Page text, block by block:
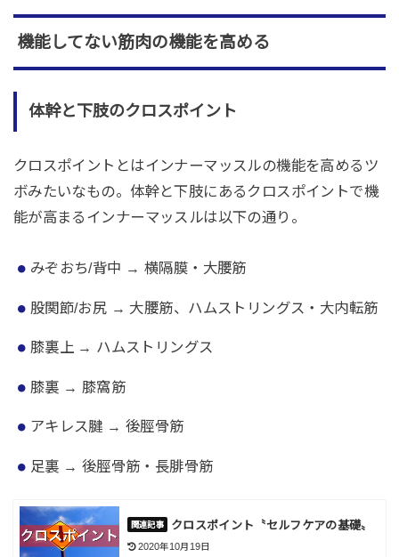
機能してない筋肉の機能を高める
体幹と下肢のクロスポイント
クロスポイントとはインナーマッスルの機能を高めるツ
ボみたいなもの。体幹と下肢にあるクロスポイントで機
能が高まるインナーマッスルは以下の通り。
みぞおち/背中 → 横隔膜・大腰筋
股関節/お尻 → 大腰筋、ハムストリングス・大内転筋
膝裏上 → ハムストリングス
膝裏 → 膝窩筋
アキレス腱 → 後脛骨筋
足裏 → 後脛骨筋・長腓骨筋
クロスポイント〝セルフケアの基礎〟
2020年10月19日